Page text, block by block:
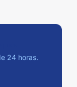
24 horas.